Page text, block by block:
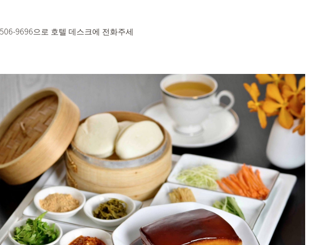
9696으로 호텔 데스크에 전화주세